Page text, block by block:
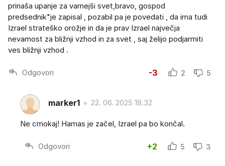
prinaša upanje za varnejši svet,bravo, gospod
predsednik"je zapisal , pozabil pa je povedati , da ima tudi
Izrael strateško orožje in da je prav Izrael največja
nevarnost za bližnji vzhod in za svet , saj želijo podjarmiti
ves bližnji vzhod .
Odgovori -3 2 5
marker1 22. 06. 2025 18.32
Ne cmokaj! Hamas je začel, Izrael pa bo končal.
Odgovori +2 5 3